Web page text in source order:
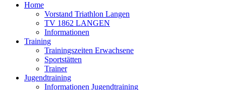
Home
Vorstand Triathlon Langen
TV 1862 LANGEN
Informationen
Training
Trainingszeiten Erwachsene
Sportstätten
Trainer
Jugendtraining
Informationen Jugendtraining